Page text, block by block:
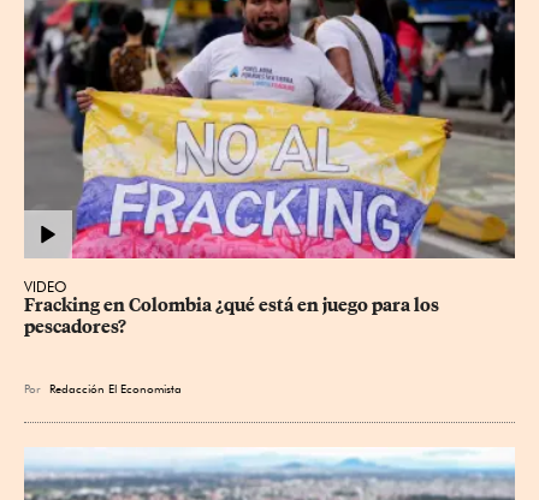
VIDEO
Fracking en Colombia ¿qué está en juego para los
pescadores?
Por Redacción El Economista